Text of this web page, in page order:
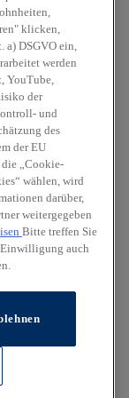
klicken,
a) DSGVO ein,
werden
YouTube,
der
und
des
der EU
die „Cookie-
wählen, wird
darüber,
weitergegeben
Bitte treffen Sie
auch